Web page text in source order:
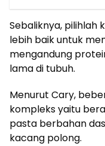
Sebaliknya, pilihlah
lebih baik untuk
mengandung
lama di tubuh.
Menurut Cary,
kompleks yaitu
pasta berbahan
kacang polong.